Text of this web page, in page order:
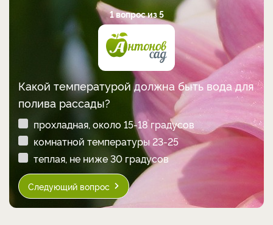
1 вопрос из 5
Какой температурой должна быть вода для
полива рассады?
прохладная, около 15-18 градусов
комнатной температуры 23-25
теплая, не ниже 30 градусов
Следующий вопрос